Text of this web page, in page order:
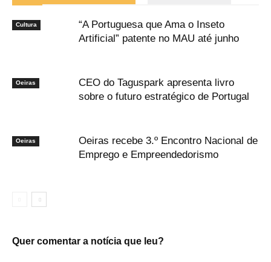
Cultura
“A Portuguesa que Ama o Inseto
Artificial” patente no MAU até junho
Oeiras
CEO do Taguspark apresenta livro
sobre o futuro estratégico de Portugal
Oeiras
Oeiras recebe 3.º Encontro Nacional de
Emprego e Empreendedorismo
Quer comentar a notícia que leu?